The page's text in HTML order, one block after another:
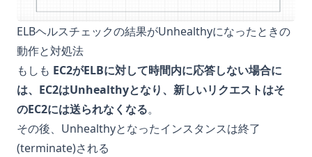
ELBヘルスチェックの結果がUnhealthyになったときの
動作と対処法
もしも EC2がELBに対して時間内に応答しない場合に
は、EC2はUnhealthyとなり、新しいリクエストはそ
のEC2には送られなくなる。
その後、Unhealthyとなったインスタンスは終了
(terminate)される